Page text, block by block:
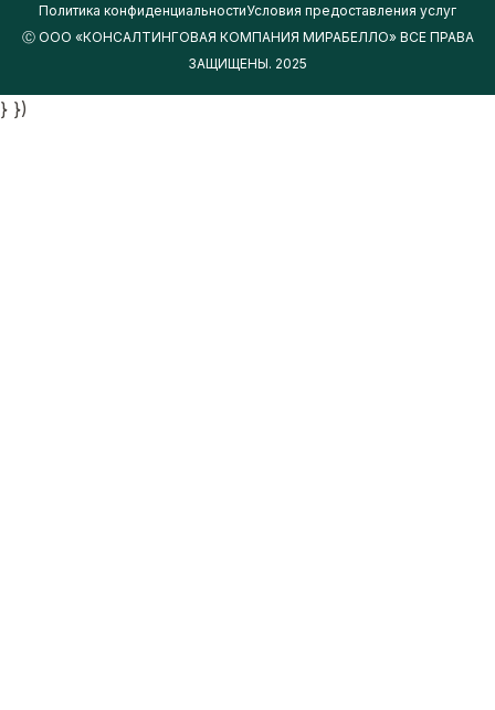
Политика конфиденциальностиУсловия предоставления услуг
Ⓒ ООО «КОНСАЛТИНГОВАЯ КОМПАНИЯ МИРАБЕЛЛО» ВСЕ ПРАВА
ЗАЩИЩЕНЫ. 2025
} })